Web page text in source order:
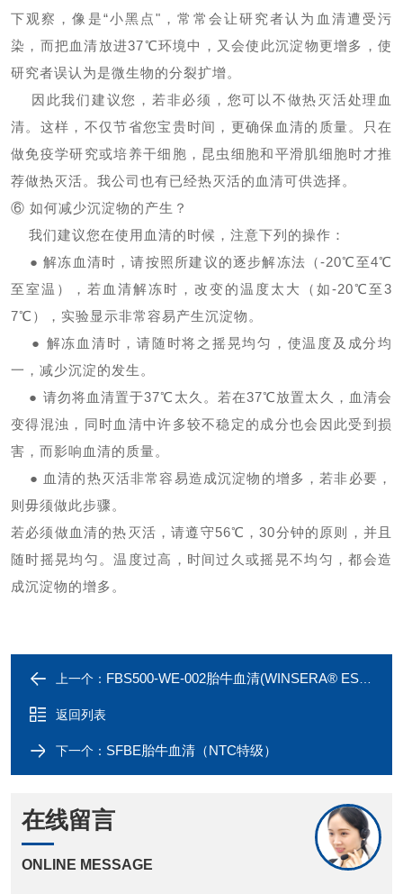
下观察，像是“小黑点"，常常会让研究者认为血清遭受污
染，而把血清放进37℃环境中，又会使此沉淀物更增多，使
研究者误认为是微生物的分裂扩增。
因此我们建议您，若非必须，您可以不做热灭活处理血
清。这样，不仅节省您宝贵时间，更确保血清的质量。只在
做免疫学研究或培养干细胞，昆虫细胞和平滑肌细胞时才推
荐做热灭活。我公司也有已经热灭活的血清可供选择。
⑥ 如何减少沉淀物的产生？
我们建议您在使用血清的时候，注意下列的操作：
● 解冻血清时，请按照所建议的逐步解冻法（-20℃至4℃
至室温），若血清解冻时，改变的温度太大（如-20℃至3
7℃），实验显示非常容易产生沉淀物。
● 解冻血清时，请随时将之摇晃均匀，使温度及成分均
一，减少沉淀的发生。
● 请勿将血清置于37℃太久。若在37℃放置太久，血清会
变得混浊，同时血清中许多较不稳定的成分也会因此受到损
害，而影响血清的质量。
● 血清的热灭活非常容易造成沉淀物的增多，若非必要，
则毋须做此步骤。
若必须做血清的热灭活，请遵守56℃，30分钟的原则，并且
随时摇晃均匀。温度过高，时间过久或摇晃不均匀，都会造
成沉淀物的增多。
上一个： FBS500-WE-002胎牛血清(WINSERA® ES级别)
返回列表
下一个： SFBE胎牛血清（NTC特级）
在线留言
ONLINE MESSAGE